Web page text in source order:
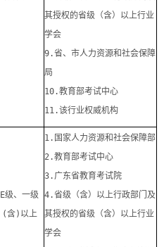
其授权的省级（含）以上行业
学会
9.省、市人力资源和社会保障
局
10.教育部考试中心
11.该行业权威机构
E级、一级
(含) 以上
1. 国家人力资源和社会保障部
2.教育部考试中心
3. 广东省教育考试院
4.省级（含）以上行政部门及
其授权的省级（含）以上行业
学会